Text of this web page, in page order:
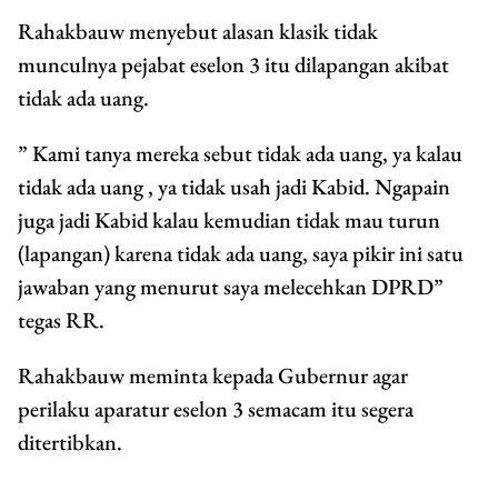
Rahakbauw menyebut alasan klasik tidak
munculnya pejabat eselon 3 itu dilapangan akibat
tidak ada uang.
” Kami tanya mereka sebut tidak ada uang, ya kalau
tidak ada uang , ya tidak usah jadi Kabid. Ngapain
juga jadi Kabid kalau kemudian tidak mau turun
(lapangan) karena tidak ada uang, saya pikir ini satu
jawaban yang menurut saya melecehkan DPRD”
tegas RR.
Rahakbauw meminta kepada Gubernur agar
perilaku aparatur eselon 3 semacam itu segera
ditertibkan.